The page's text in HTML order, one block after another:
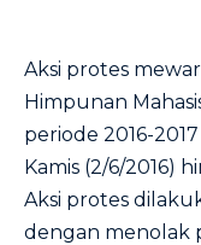
Aksi protes
Himpunan
periode 2016-
Kamis (2/6/2016)
Aksi protes
dengan menolak